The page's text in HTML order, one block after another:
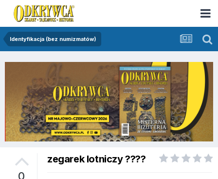
Identyfikacja (bez numizmatów)
0
zegarek lotniczy ????